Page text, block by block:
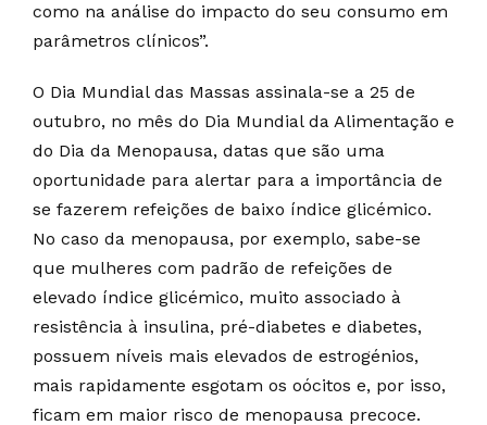
como na análise do impacto do seu consumo em
parâmetros clínicos”.
O Dia Mundial das Massas assinala-se a 25 de
outubro, no mês do Dia Mundial da Alimentação e
do Dia da Menopausa, datas que são uma
oportunidade para alertar para a importância de
se fazerem refeições de baixo índice glicémico.
No caso da menopausa, por exemplo, sabe-se
que mulheres com padrão de refeições de
elevado índice glicémico, muito associado à
resistência à insulina, pré-diabetes e diabetes,
possuem níveis mais elevados de estrogénios,
mais rapidamente esgotam os oócitos e, por isso,
ficam em maior risco de menopausa precoce.